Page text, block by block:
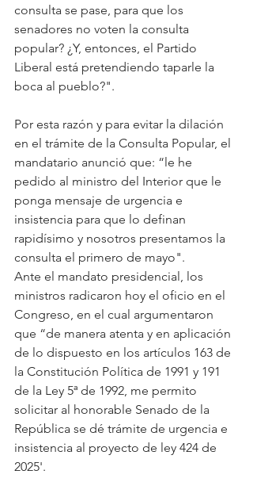
consulta se pase, para que los
senadores no voten la consulta
popular? ¿Y, entonces, el Partido
Liberal está pretendiendo taparle la
boca al pueblo?".
Por esta razón y para evitar la dilación
en el trámite de la Consulta Popular, el
mandatario anunció que: “le he
pedido al ministro del Interior que le
ponga mensaje de urgencia e
insistencia para que lo definan
rapidísimo y nosotros presentamos la
consulta el primero de mayo".
Ante el mandato presidencial, los
ministros radicaron hoy el oficio en el
Congreso, en el cual argumentaron
que “de manera atenta y en aplicación
de lo dispuesto en los artículos 163 de
la Constitución Política de 1991 y 191
de la Ley 5ª de 1992, me permito
solicitar al honorable Senado de la
República se dé trámite de urgencia e
insistencia al proyecto de ley 424 de
2025'.